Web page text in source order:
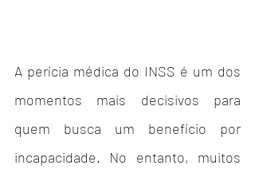
A perícia médica do INSS é um dos
momentos mais decisivos para
quem busca um benefício por
incapacidade. No entanto, muitos